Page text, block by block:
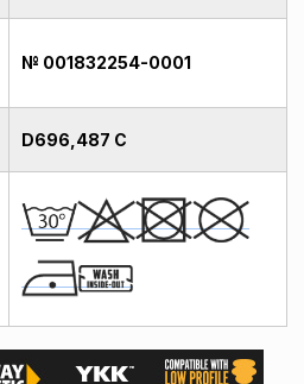
№ 001832254-0001
D696,487 С